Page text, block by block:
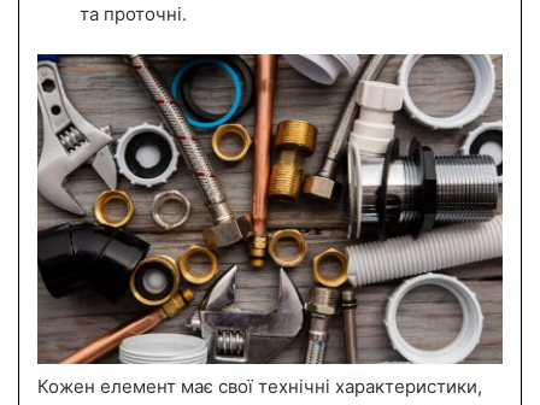
та проточні.
Кожен елемент має свої технічні характеристики,